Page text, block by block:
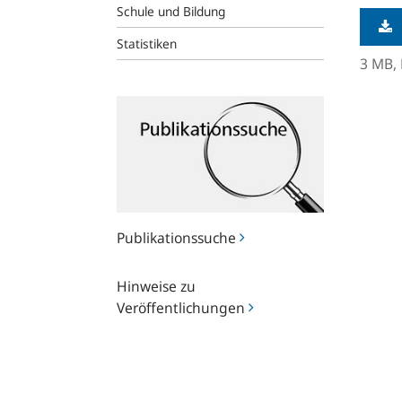
Schule und Bildung
Statistiken
Publikationssuche
Publikationssuche
Hinweise zu
Veröffentlichungen
zu
Veröffentlichungen
3 MB,